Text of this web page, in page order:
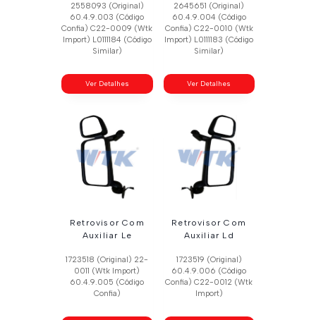
2558093 (Original)
60.4.9.003 (Código
Confia) C22-0009 (Wtk
Import) L0111184 (Código
Similar)
Ver Detalhes
2645651 (Original)
60.4.9.004 (Código
Confia) C22-0010 (Wtk
Import) L0111183 (Código
Similar)
Ver Detalhes
Retrovisor Com
Auxiliar Le
1723518 (Original) 22-
0011 (Wtk Import)
60.4.9.005 (Código
Confia)
Retrovisor Com
Auxiliar Ld
1723519 (Original)
60.4.9.006 (Código
Confia) C22-0012 (Wtk
Import)